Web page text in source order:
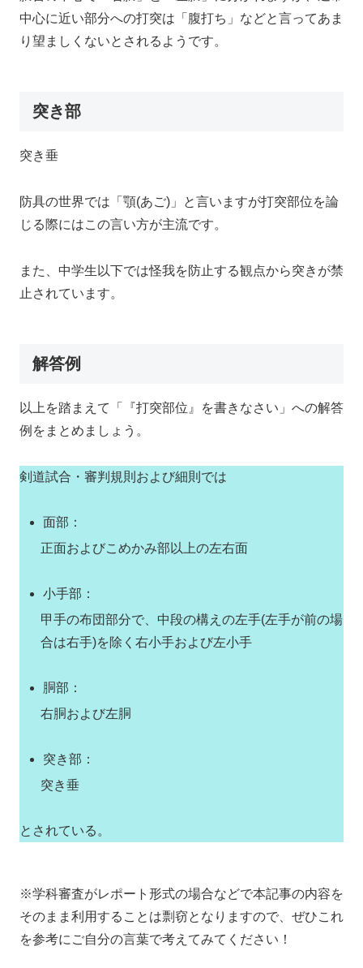
中心に近い部分への打突は「腹打ち」などと言ってあま
り望ましくないとされるようです。
突き部
突き垂
防具の世界では「顎(あご)」と言いますが打突部位を論
じる際にはこの言い方が主流です。
また、中学生以下では怪我を防止する観点から突きが禁
止されています。
解答例
以上を踏まえて「『打突部位』を書きなさい」への解答
例をまとめましょう。
剣道試合・審判規則および細則では
面部：
正面およびこめかみ部以上の左右面
小手部：
甲手の布団部分で、中段の構えの左手(左手が前の場
合は右手)を除く右小手および左小手
胴部：
右胴および左胴
突き部：
突き垂
とされている。
※学科審査がレポート形式の場合などで本記事の内容を
そのまま利用することは剽窃となりますので、ぜひこれ
を参考にご自分の言葉で考えてみてください！